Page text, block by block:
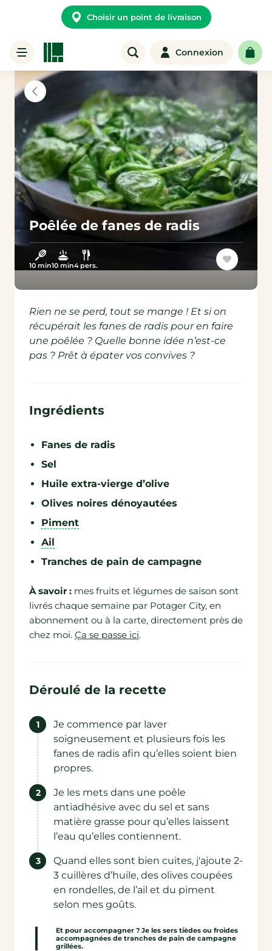
Choisir un point de livraison
Connexion
Poêlée de fanes de radis
10 min10 min4 pers.
Rien ne se perd, tout se mange ! Et si on
récupérait les fanes de radis pour en faire
une poêlée ? Quelle bonne idée n’est-ce
pas ? Prêt à épater vos convives ?
Ingrédients
Fanes de radis
Sel
Huile extra-vierge d’olive
Olives noires dénoyautées
Piment
Ail
Tranches de pain de campagne
À savoir : mes fruits et légumes de saison sont
livrés chaque semaine par Potager City, en
abonnement ou à la carte, directement près de
chez moi. Ça se passe ici.
Déroulé de la recette
Je commence par laver
soigneusement et plusieurs fois les
fanes de radis afin qu’elles soient bien
propres.
Je les mets dans une poêle
antiadhésive avec du sel et sans
matière grasse pour qu’elles laissent
l’eau qu’elles contiennent.
Quand elles sont bien cuites, j'ajoute 2-
3 cuillères d’huile, des olives coupées
en rondelles, de l’ail et du piment
selon mes goûts.
Et pour accompagner ? Je les sers tièdes ou froides
accompagnées de tranches de pain de campagne
grillées.